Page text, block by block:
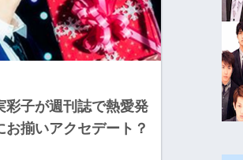
彩子が週刊誌で熱愛発
揃いアクセデート？